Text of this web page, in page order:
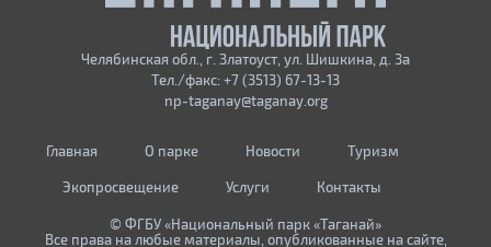
Челябинская обл., г. Златоуст, ул. Шишкина, д. 3а
Тел./факс: +7 (3513) 67-13-13
np-taganay@taganay.org
Главная О парке Новости Туризм
Экопросвещение Услуги Контакты
© ФГБУ «Национальный парк «Таганай»
Все права на любые материалы, опубликованные на сайте,